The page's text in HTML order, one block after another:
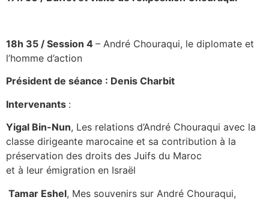
18h 35 / Session 4 – André Chouraqui, le diplomate et
l’homme d’action
Président de séance : Denis Charbit
Intervenants :
Yigal Bin-Nun, Les relations d’André Chouraqui avec la
classe dirigeante marocaine et sa contribution à la
préservation des droits des Juifs du Maroc
et à leur émigration en Israël
Tamar Eshel, Mes souvenirs sur André Chouraqui,